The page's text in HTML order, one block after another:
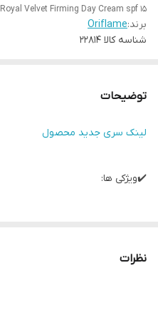
Royal Velvet Firming Day Cream spf 15
برند:Oriflame
شناسه کالا 22814
توضیحات
لینک سری جدید محصول
✔️ویژکی ها:
نظرات